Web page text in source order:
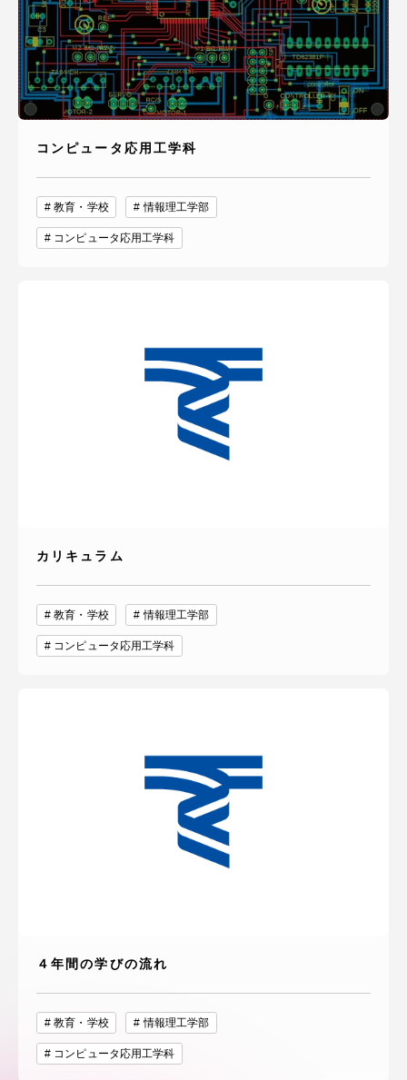
コンピュータ応用工学科
教育・学校 情報理工学部
コンピュータ応用工学科
カリキュラム
教育・学校 情報理工学部
コンピュータ応用工学科
４年間の学びの流れ
教育・学校 情報理工学部
コンピュータ応用工学科